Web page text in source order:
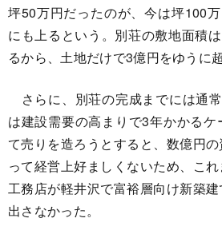
坪50万円だったのが、今は坪100
にも上るという。別荘の敷地面積
るから、土地だけで3億円をゆうに
さらに、別荘の完成までには通
は建設需要の高まりで3年かかる
て売りを造ろうとすると、数億円
って経営上好ましくないため、こ
工務店が軽井沢で富裕層向け新築
出さなかった。